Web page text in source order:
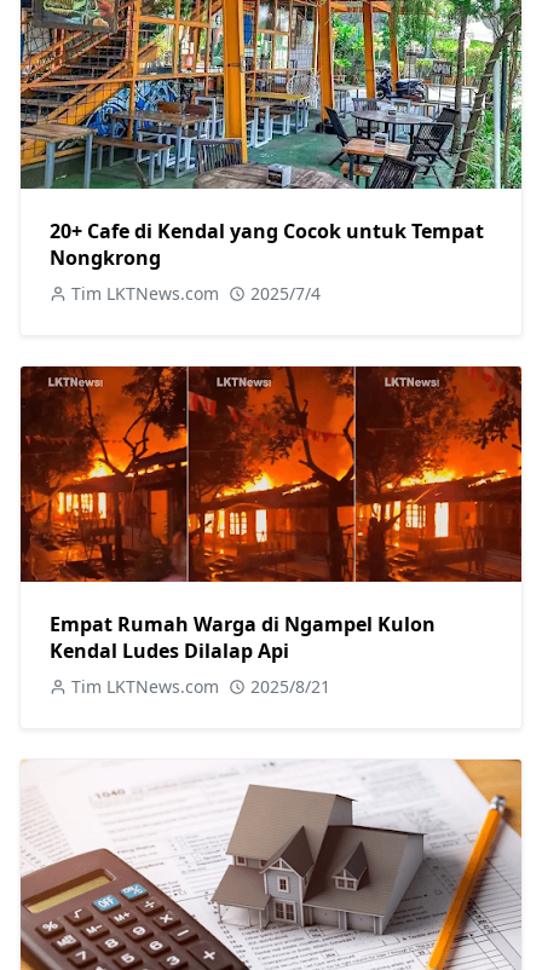
20+ Cafe di Kendal yang Cocok untuk Tempat
Nongkrong
Tim LKTNews.com 2025/7/4
Empat Rumah Warga di Ngampel Kulon
Kendal Ludes Dilalap Api
Tim LKTNews.com 2025/8/21